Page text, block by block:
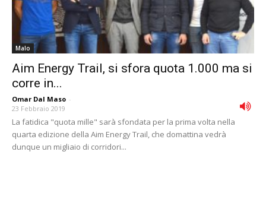
Malo
Aim Energy Trail, si sfora quota 1.000 ma si
corre in...
Omar Dal Maso -
23 Febbraio 2019
La fatidica "quota mille" sarà sfondata per la prima volta nella
quarta edizione della Aim Energy Trail, che domattina vedrà
dunque un migliaio di corridori...